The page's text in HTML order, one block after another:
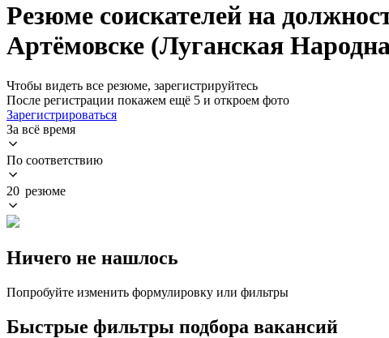
Резюме соискателей на
Артёмовске (Луганская
Чтобы видеть все резюме, зарегистрируйтесь
После регистрации покажем ещё 5 и откроем фото
Зарегистрироваться
За всё время
По соответствию
20 резюме
Ничего не нашлось
Попробуйте изменить формулировку или фильтры
Быстрые фильтры подбора вакансий